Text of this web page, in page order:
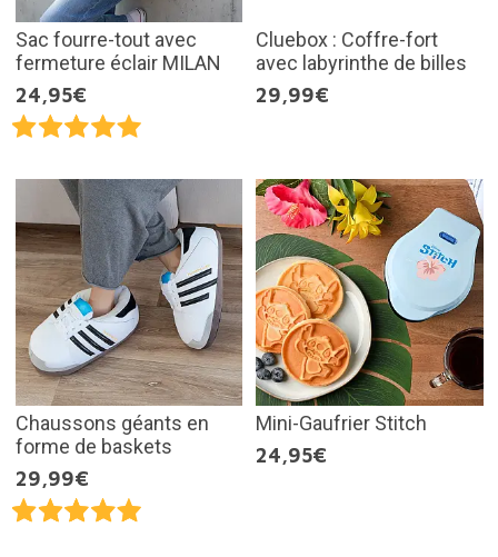
Sac fourre-tout avec
fermeture éclair MILAN
24,95€
Cluebox : Coffre-fort
avec labyrinthe de billes
29,99€
Chaussons géants en
forme de baskets
29,99€
Mini-Gaufrier Stitch
24,95€